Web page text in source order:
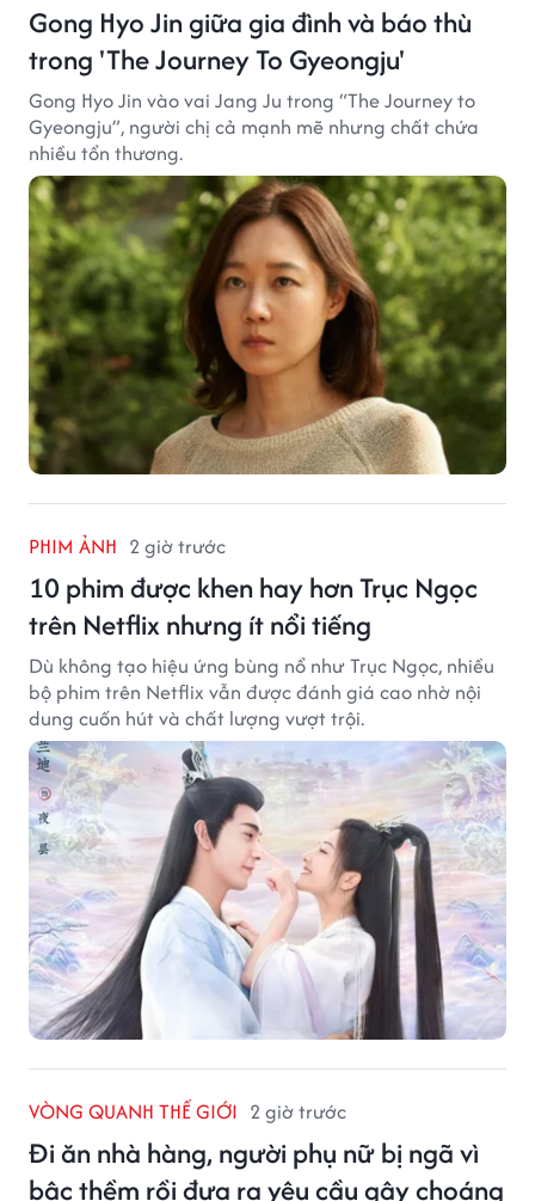
Gong Hyo Jin giữa gia đình và báo thù
trong 'The Journey To Gyeongju'
Gong Hyo Jin vào vai Jang Ju trong “The Journey to
Gyeongju”, người chị cả mạnh mẽ nhưng chất chứa
nhiều tổn thương.
PHIM ẢNH 2 giờ trước
10 phim được khen hay hơn Trục Ngọc
trên Netflix nhưng ít nổi tiếng
Dù không tạo hiệu ứng bùng nổ như Trục Ngọc, nhiều
bộ phim trên Netflix vẫn được đánh giá cao nhờ nội
dung cuốn hút và chất lượng vượt trội.
VÒNG QUANH THẾ GIỚI 2 giờ trước
Đi ăn nhà hàng, người phụ nữ bị ngã vì
bậc thềm rồi đưa ra yêu cầu gây choáng